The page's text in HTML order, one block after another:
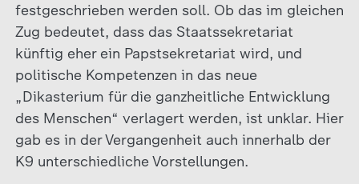
festgeschrieben werden soll. Ob das im gleichen
Zug bedeutet, dass das Staatssekretariat
künftig eher ein Papstsekretariat wird, und
politische Kompetenzen in das neue
„Dikasterium für die ganzheitliche Entwicklung
des Menschen“ verlagert werden, ist unklar. Hier
gab es in der Vergangenheit auch innerhalb der
K9 unterschiedliche Vorstellungen.